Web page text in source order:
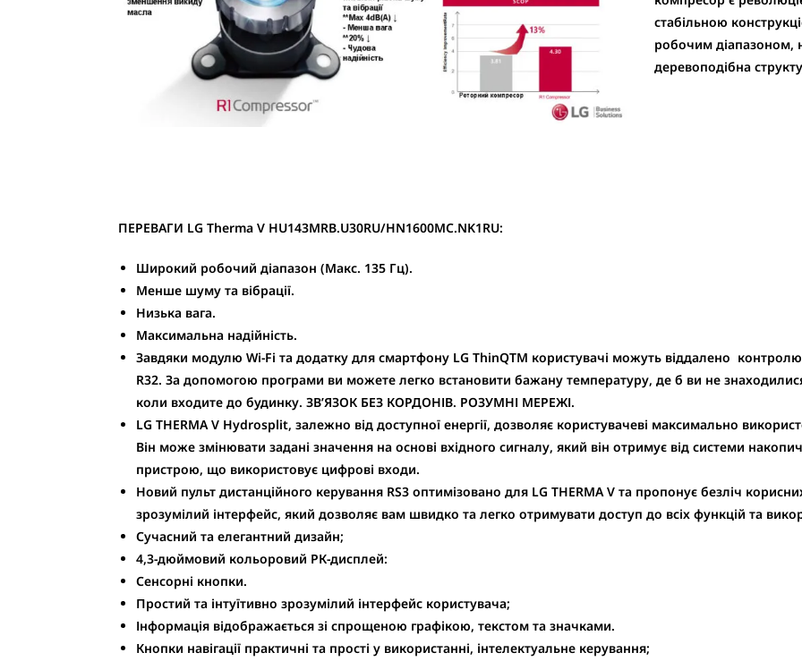
стабільною
робочим діапазоном,
деревоподібна
ПЕРЕВАГИ LG Therma V HU143MRB.U30RU/HN1600MC.NK1RU:
Широкий робочий діапазон (Макс. 135 Гц).
Менше шуму та вібрації.
Низька вага.
Максимальна надійність.
Завдяки модулю Wi-Fi та додатку для смартфону LG ThinQTM користувачі можуть віддалено
R32. За допомогою програми ви можете легко встановити бажану температуру, де б ви не
коли входите до будинку. ЗВ’ЯЗОК БЕЗ КОРДОНІВ. РОЗУМНІ МЕРЕЖІ.
LG THERMA V Hydrosplit, залежно від доступної енергії, дозволяє користувачеві максимально
Він може змінювати задані значення на основі вхідного сигналу, який він отримує від системи
пристрою, що використовує цифрові входи.
Новий пульт дистанційного керування RS3 оптимізовано для LG THERMA V та пропонує безліч
зрозумілий інтерфейс, який дозволяє вам швидко та легко отримувати доступ до всіх функцій та
Сучасний та елегантний дизайн;
4,3-дюймовий кольоровий РК-дисплей:
Сенсорні кнопки.
Простий та інтуїтивно зрозумілий інтерфейс користувача;
Інформація відображається зі спрощеною графікою, текстом та значками.
Кнопки навігації практичні та прості у використанні, інтелектуальне керування;